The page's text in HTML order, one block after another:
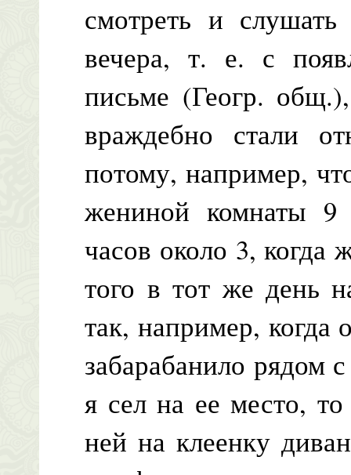
смотреть и
вечера, т. е. с
письме (Геогр.
враждебно стали
потому, например,
жениной комнаты 9
часов около 3, когда
того в тот же день
так, например, когда
забарабанило рядом
я сел на ее место,
ней на клеенку